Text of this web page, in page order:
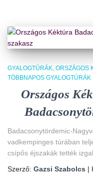
GYALOGTÚRÁK ORSZÁGOS
TÖBBNAPOS GYALOGTÚRÁK
Országos
Badacsonytördemic-
vadkempinges túrában
csípős éjszakák tették
Szerző: Gazsi Szabolcs |